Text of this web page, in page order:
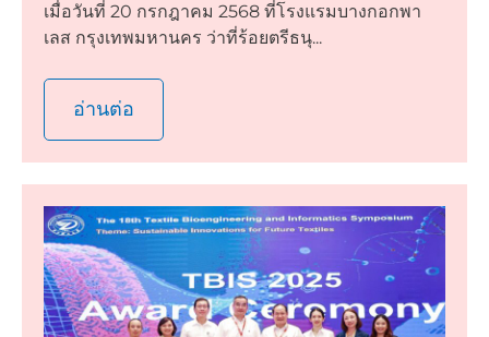
เมื่อวันที่ 20 กรกฎาคม 2568 ที่โรงแรมบางกอกพา
เลส กรุงเทพมหานคร ว่าที่ร้อยตรีธนุ...
อ่านต่อ